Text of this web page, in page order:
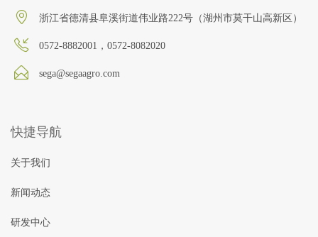
浙江省德清县阜溪街道伟业路222号（湖州市莫干山高新区）
0572-8882001，0572-8082020
sega@segaagro.com
快捷导航
关于我们
新闻动态
研发中心